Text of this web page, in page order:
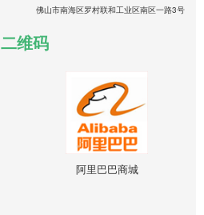
佛山市南海区罗村联和工业区南区一路3号
二维码
阿里巴巴商城